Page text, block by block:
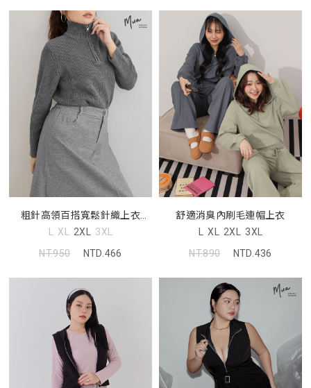
粗針高領百搭寬鬆針織上衣
(unisex)
L XL 2XL 3XL
NT.950
NTD.466
舒適消臭內刷毛連帽上衣
L XL 2XL 3XL
NT.890
NTD.436